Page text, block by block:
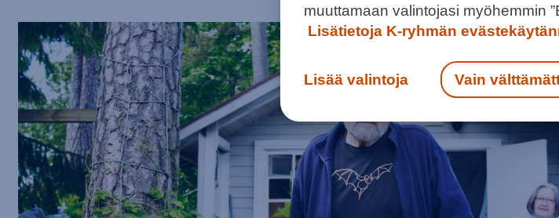
muuttamaan valintojasi myöhemmin
Lisätietoja K-ryhmän
Lisää valintoja Vain